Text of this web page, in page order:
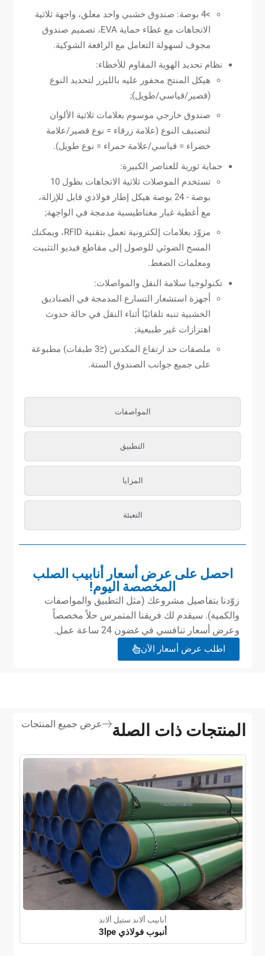
المواصفات
التطبيق
المزايا
التعبئة
>4 بوصة: صندوق خشبي واحد معلق، واجهة ثلاثية
الاتجاهات مع غطاء حماية EVA، تصميم صندوق
مجوف لسهولة التعامل مع الرافعة الشوكية.
نظام تحديد الهوية المقاوم للأخطاء:
هيكل المنتج محفور عليه بالليزر لتحديد النوع
(قصير/قياسي/طويل);
صندوق خارجي موسوم بعلامات ثلاثية الألوان
لتصنيف النوع (علامة زرقاء = نوع قصير/علامة
خضراء = قياسي/علامة حمراء = نوع طويل).
حماية ثورية للعناصر الكبيرة:
تستخدم الموصلات ثلاثية الاتجاهات بطول 10
بوصة - 24 بوصة هيكل إطار فولاذي قابل للإزالة،
مع أغطية غبار مغناطيسية مدمجة في الواجهة;
مزوّد بعلامات إلكترونية تعمل بتقنية RFID، ويمكنك
المسح الضوئي للوصول إلى مقاطع فيديو التثبيت
ومعلمات الضغط.
تكنولوجيا سلامة النقل والمواصلات:
أجهزة استشعار التسارع المدمجة في الصناديق
الخشبية تنبه تلقائيًا أثناء النقل في حالة حدوث
اهتزازات غير طبيعية;
ملصقات حد ارتفاع المكدس (≤3 طبقات) مطبوعة
على جميع جوانب الصندوق الستة.
احصل على عرض أسعار أنابيب الصلب
المخصصة اليوم!
زوّدنا بتفاصيل مشروعك (مثل التطبيق والمواصفات
والكمية). سيقدم لك فريقنا المتمرس حلاً مخصصاً
وعرض أسعار تنافسي في غضون 24 ساعة عمل.
اطلب عرض أسعار الآن
المنتجات ذات الصلة عرض جميع المنتجات
أنابيب ألاند ستيل ألاند
أنبوب فولاذي 3lpe